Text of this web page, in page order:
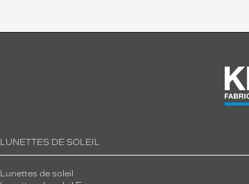
LUNETTES DE SOLEIL
Lunettes de soleil